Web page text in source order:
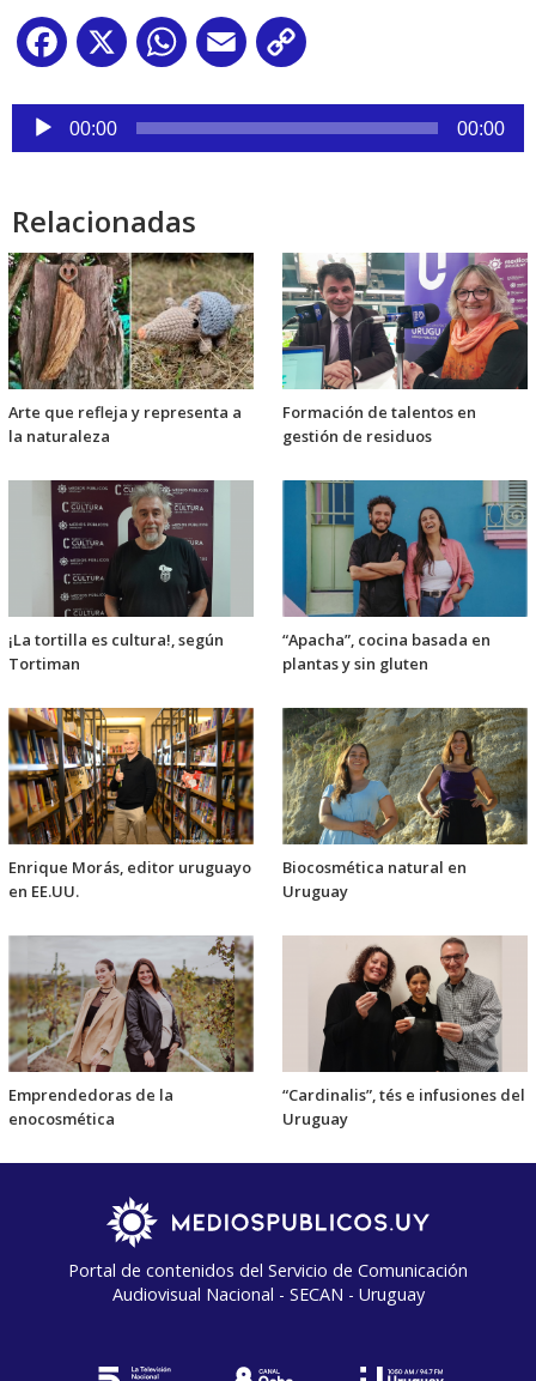
Facebook
X WhatsApp
Email
Reproductor
audio
00:00 00:00
Relacionadas
Arte que refleja y representa a
la naturaleza
Formación de talentos en
gestión de residuos
¡La tortilla es cultura!, según
Tortiman
“Apacha”, cocina basada en
plantas y sin gluten
Enrique Morás, editor uruguayo
en EE.UU.
Biocosmética natural en
Uruguay
Emprendedoras de la
enocosmética
“Cardinalis”, tés e infusiones del
Uruguay
Portal de contenidos del Servicio de Comunicación
Audiovisual Nacional - SECAN - Uruguay